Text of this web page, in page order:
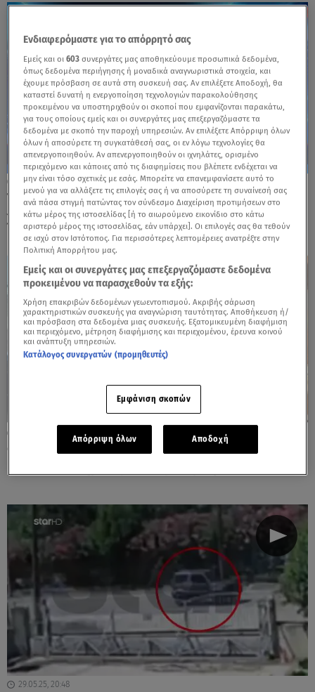
04.10.25, 20:03
Toυρκική μαφία: Πάνω από 300
χαρτογραφήσεις στην Ελλάδα - Οι περιοχές
Ωρωπός: Ο Ρέιζ, ο «Μάγειρας» και η σχέση
29.05.25, 20:48
Ενδιαφερόμαστε για το απόρρητό σας
Εμείς και οι603 συνεργάτες μας αποθηκεύουμε προσωπικά δεδομένα,
όπως δεδομένα περιήγησης ή μοναδικά αναγνωριστικά στοιχεία, και
έχουμε πρόσβαση σε αυτά στη συσκευή σας. Αν επιλέξετε Αποδοχή, θα
καταστεί δυνατή η ενεργοποίηση τεχνολογιών παρακολούθησης
προκειμένου να υποστηριχθούν οι σκοποί που εμφανίζονται παρακάτω,
για τους οποίους εμείς και οι συνεργάτες μας επεξεργαζόμαστε τα
δεδομένα με σκοπό την παροχή υπηρεσιών. Αν επιλέξετε Απόρριψη όλων
όλων ή αποσύρετε τη συγκατάθεσή σας, οι εν λόγω τεχνολογίες θα
απενεργοποιηθούν. Αν απενεργοποιηθούν οι ιχνηλάτες, ορισμένο
περιεχόμενο και κάποιες από τις διαφημίσεις που βλέπετε ενδέχεται να
μην είναι τόσο σχετικές με εσάς. Μπορείτε να επανεμφανίσετε αυτό το
μενού για να αλλάξετε τις επιλογές σας ή να αποσύρετε τη συναίνεσή σας
ανά πάσα στιγμή πατώντας τον σύνδεσμο Διαχείριση προτιμήσεων στο
κάτω μέρος της ιστοσελίδας [ή το αιωρούμενο εικονίδιο στο κάτω
αριστερό μέρος της ιστοσελίδας, εάν υπάρχει]. Οι επιλογές σας θα τεθούν
σε ισχύ στον Ιστότοπος. Για περισσότερες λεπτομέρειες ανατρέξτε στην
Πολιτική Απορρήτου μας.
Εμείς και οι συνεργάτες μας επεξεργαζόμαστε δεδομένα
προκειμένου να παρασχεθούν τα εξής:
Χρήση επακριβών δεδομένων γεωεντοπισμού. Ακριβής σάρωση
χαρακτηριστικών συσκευής για αναγνώριση ταυτότητας. Αποθήκευση ή/
και πρόσβαση στα δεδομένα μιας συσκευής. Εξατομικευμένη διαφήμιση
και περιεχόμενο, μέτρηση διαφήμισης και περιεχομένου, έρευνα κοινού
και ανάπτυξη υπηρεσιών.
Κατάλογος συνεργατών (προμηθευτές)
Εμφάνιση σκοπών
Απόρριψη όλων Αποδοχή